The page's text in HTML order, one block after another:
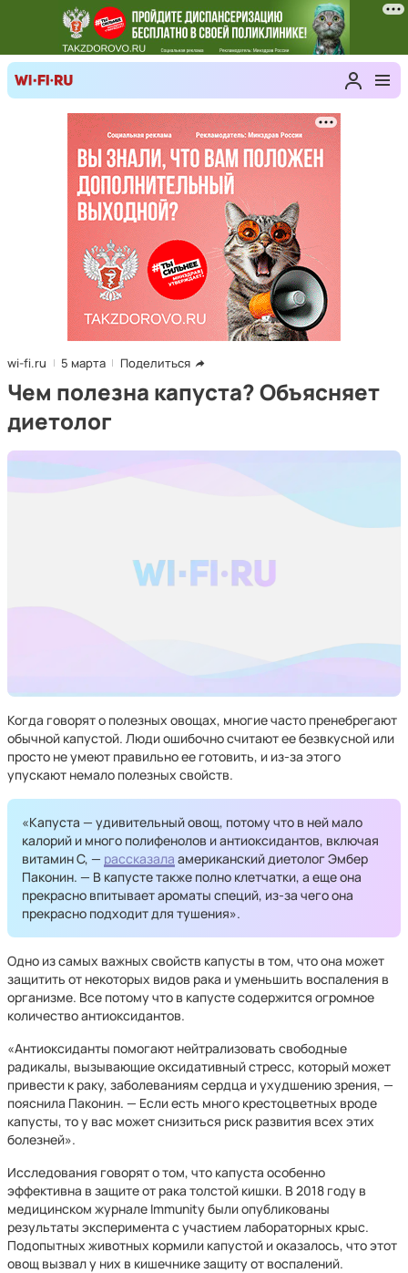
wi-fi.ru 5 марта Поделиться
Чем полезна капуста? Объясняет
диетолог
Когда говорят о полезных овощах, многие часто пренебрегают
обычной капустой. Люди ошибочно считают ее безвкусной или
просто не умеют правильно ее готовить, и из-за этого
упускают немало полезных свойств.
«Капуста — удивительный овощ, потому что в ней мало
калорий и много полифенолов и антиоксидантов, включая
витамин C, — рассказала американский диетолог Эмбер
Паконин. — В капусте также полно клетчатки, а еще она
прекрасно впитывает ароматы специй, из-за чего она
прекрасно подходит для тушения».
Одно из самых важных свойств капусты в том, что она может
защитить от некоторых видов рака и уменьшить воспаления в
организме. Все потому что в капусте содержится огромное
количество антиоксидантов.
«Антиоксиданты помогают нейтрализовать свободные
радикалы, вызывающие оксидативный стресс, который может
привести к раку, заболеваниям сердца и ухудшению зрения, —
пояснила Паконин. — Если есть много крестоцветных вроде
капусты, то у вас может снизиться риск развития всех этих
болезней».
Исследования говорят о том, что капуста особенно
эффективна в защите от рака толстой кишки. В 2018 году в
медицинском журнале Immunity были опубликованы
результаты эксперимента с участием лабораторных крыс.
Подопытных животных кормили капустой и оказалось, что этот
овощ вызвал у них в кишечнике защиту от воспалений.